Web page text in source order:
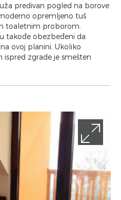
predivan pogled na borove
opremljeno tuš
toaletnim proborom.
takođe obezbeđeni da
ovoj planini. Ukoliko
zgrade je smešten